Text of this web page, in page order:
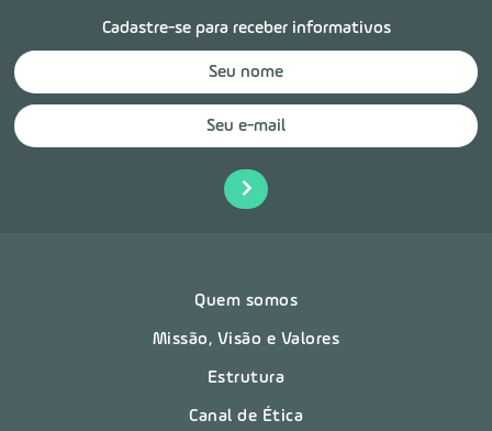
Cadastre-se para receber informativos
Quem somos
Missão, Visão e Valores
Estrutura
Canal de Ética